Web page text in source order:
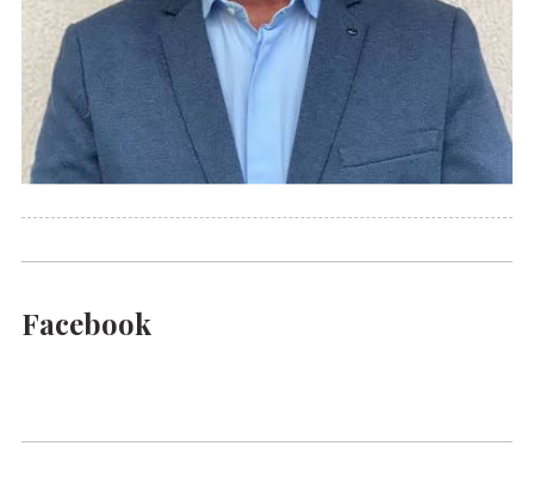
Facebook